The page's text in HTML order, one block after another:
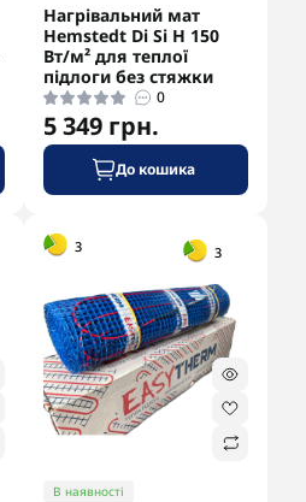
Нагрівальний мат
Hemstedt Di Si H 150
Вт/м² для теплої
підлоги без стяжки
0
5 349 грн.
До кошика
3
-5% в корзині
3
В наявності